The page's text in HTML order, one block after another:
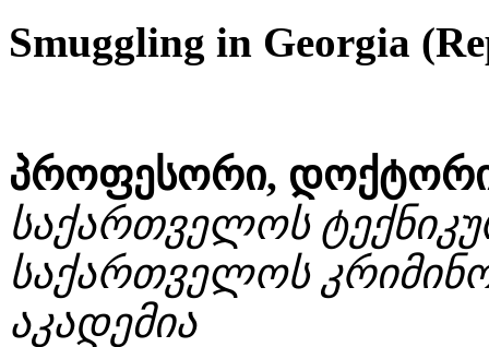
Smuggling in Georgia
პროფესორი, დოქტორი
საქართველოს
საქართველოს
აკადემია